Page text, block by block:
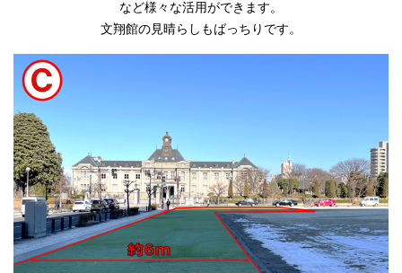
など様々な活用ができます。
文翔館の見晴らしもばっちりです。